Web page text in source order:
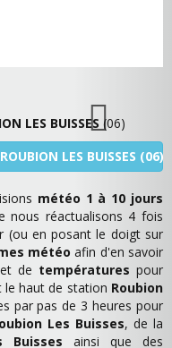
LES BUISSES (06)
LES BUISSES (06)
météo 1 à 10 jours
nous réactualisons 4 fois
(ou en posant le doigt sur
météo afin d'en savoir
et de températures pour
le haut de station Roubion
par pas de 3 heures pour
Les Buisses, de la
Buisses ainsi que des